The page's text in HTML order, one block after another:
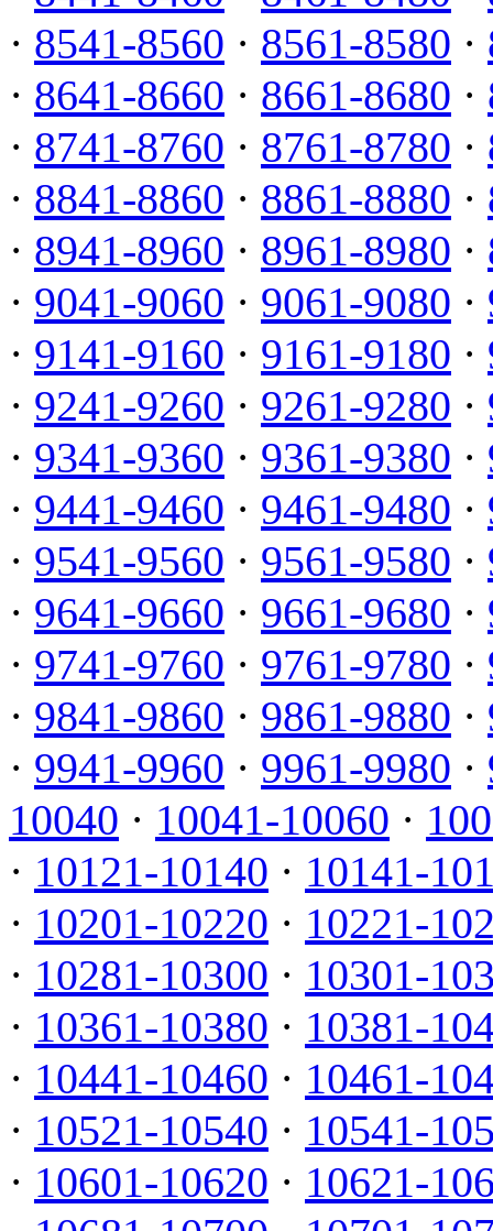
· 8541-8560 · 8561-8580 ·
· 8641-8660 · 8661-8680 ·
· 8741-8760 · 8761-8780 ·
· 8841-8860 · 8861-8880 ·
· 8941-8960 · 8961-8980 ·
· 9041-9060 · 9061-9080 ·
· 9141-9160 · 9161-9180 ·
· 9241-9260 · 9261-9280 ·
· 9341-9360 · 9361-9380 ·
· 9441-9460 · 9461-9480 ·
· 9541-9560 · 9561-9580 ·
· 9641-9660 · 9661-9680 ·
· 9741-9760 · 9761-9780 ·
· 9841-9860 · 9861-9880 ·
· 9941-9960 · 9961-9980 ·
10040 · 10041-10060 ·
· 10121-10140 · 10141-
· 10201-10220 · 10221-
· 10281-10300 · 10301-
· 10361-10380 · 10381-
· 10441-10460 · 10461-
· 10521-10540 · 10541-
· 10601-10620 · 10621-